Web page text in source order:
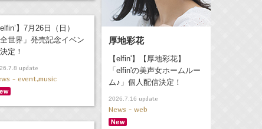
厚地彩花
【elfin'】【厚地彩花】
「elfin'の美声女ホームルー
ム♪」個人配信決定！
2026.7.16 update
News - web
elfin’】7月26日（日）
全世界」発売記念イベン
定！
update
- event,music